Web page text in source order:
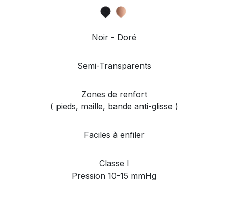
Noir - Doré
Semi-Transparents
Zones de renfort
( pieds, maille, bande anti-glisse )
Faciles à enfiler
Classe I
Pression 10-15 mmHg